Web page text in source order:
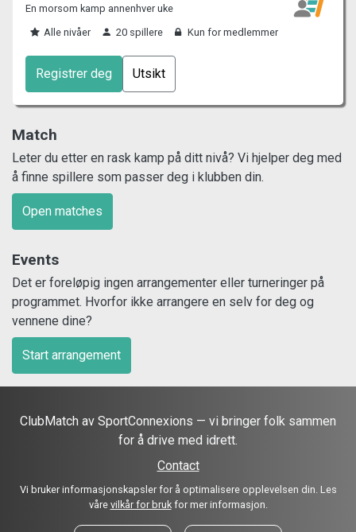
En morsom kamp annenhver uke
Alle nivåer
20 spillere Kun for medlemmer
Registrer deg Utsikt
Match
Leter du etter en rask kamp på ditt nivå? Vi hjelper deg med
å finne spillere som passer deg i klubben din.
Open matches
Events
Det er foreløpig ingen arrangementer eller turneringer på
programmet. Hvorfor ikke arrangere en selv for deg og
vennene dine?
Start arrangement
ClubMatch av SportConnexions — vi bringer folk sammen
for å drive med idrett.
Contact
Vi bruker informasjonskapsler for å optimalisere opplevelsen din. Les
våre vilkår for brukfor mer informasjon.